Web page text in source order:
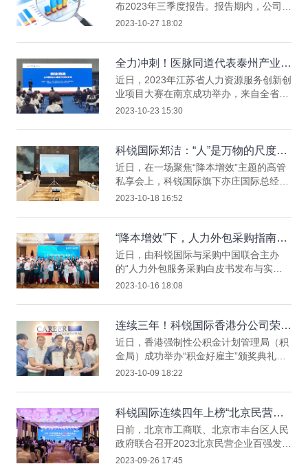
布2023年三季度报告。报告期内，公司坚
定执行核心战略，有序推进集团数字化建
71.70亿元，同比增长5.17%；归母净利
润1.52亿元，经营活动现金净流量
10,042.30万元，毛利率环比持续提升，
2023-10-27 18:02
全力冲刺！医脉同道代表泰州产业园
出征江苏省人力资源服务创新创业大
赛
近日，2023年江苏省人力资源服务创新创
业项目大赛在南京成功举办，来自全省人
力资源服务行业的31个项目参加了本次比
州产业园参赛荣获二等奖，也将成为代表
江苏省参加全国人力资源服务大赛的创新
项目。
2023-10-23 15:30
科锐国际郑洁：“人”是万物的尺度
——降本增效的关键是“人”
近日，在一场聚焦“降本增效”主题的高管
私享会上，科锐国际旗下亦庄国际总经理
郑洁女士基于自身在人力资源服务领域深
从“人”的角度出发，用好眼前的人，做好
当下的事，发掘更多路径以实现降本增
效，为未来蓄力。
2023-10-18 16:52
“降本增效”下，人力外包采购指南及
最佳企业实践
近日，由科锐国际与采购中国联合主办
的“人力外包服务采购白皮书发布与实践
分享上海站沙龙”成功举办。这是继北京
龙、麦肯食品、必胜客、德州仪器、卡博
特、平安好医、同达集团、赛默飞世尔、
光明乳业、百济神州、康明斯、商汤、佛
吉亚、丹纳赫等50余位知名企业的采购高
管和品类负责人，共话人力外包采购现
状、趋势及挑战。
2023-10-16 18:08
连续三年！科锐国际香港分公司荣
获“积金好雇主”等多项荣誉
近日，香港强制性公积金计划管理局（积
金局）成功举办“积金好雇主”颁奖典礼，
并现场揭晓上榜雇主名单，旨在嘉奖当地
践行，科锐国际香港分公司连续三年获
评“积金好雇主”殊荣，并同时获颁“电子供
款奖”及“积金推广奖”。
2023-10-09 18:22
科锐国际连续四年上榜“北京民营企
业百强”
日前，北京市工商联、北京市丰台区人民
政府联合召开2023北京民营企业百强发布
会，正式发布2023北京民营企业百
2023-09-26 17:45